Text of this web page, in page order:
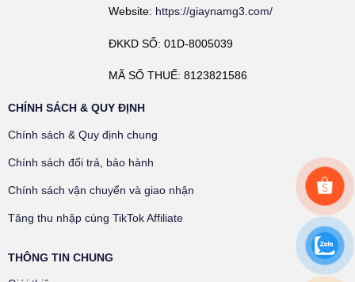
Website: https://giaynamg3.com/
ĐKKD SỐ: 01D-8005039
MÃ SỐ THUẾ: 8123821586
CHÍNH SÁCH & QUY ĐỊNH
Chính sách & Quy định chung
Chính sách đổi trả, bảo hành
Chính sách vận chuyển và giao nhận
Tăng thu nhập cùng TikTok Affiliate
THÔNG TIN CHUNG